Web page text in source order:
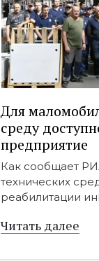
Для
среду
предприятие
Как сообщает
технических
реабилитации
Читать далее